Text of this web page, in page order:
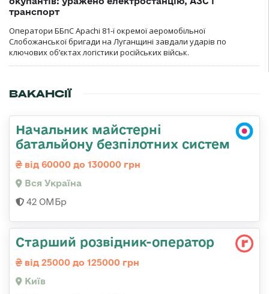
транспорт
Оператори ББпС Apachi 81-ї окремої аеромобільної
Слобожанської бригади на Луганщині завдали ударів по
ключових об’єктах логістики російських військ.
ВАКАНСІЇ
Начальник майстерні
батальйону безпілотних систем
від 60000 до 130000 грн
Вся Україна
42 ОМБр
Стаpший pозвідник-опеpатоp
від 25000 до 125000 грн
Київ